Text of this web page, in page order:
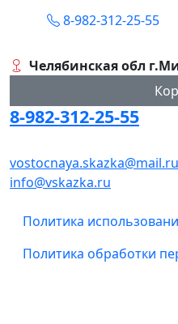
Social
8-982-312-25-55
Челябинская обл
8-982-312-25-55
vostocnaya.skazka@mail.ru
info@vskazka.ru
Подвал
Политика
Политика обработки